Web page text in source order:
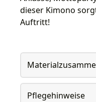
dieser Kimono
Auftritt!
Pflegehinweise